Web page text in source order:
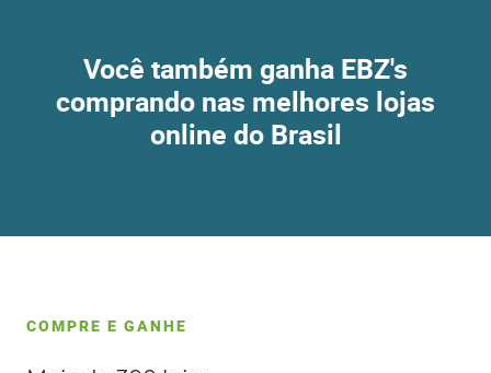
Você também ganha EBZ's
comprando nas melhores lojas
online do Brasil
COMPRE E GANHE